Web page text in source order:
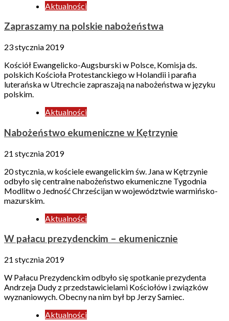
Aktualności
Zapraszamy na polskie nabożeństwa
23 stycznia 2019
Kościół Ewangelicko-Augsburski w Polsce, Komisja ds.
polskich Kościoła Protestanckiego w Holandii i parafia
luterańska w Utrechcie zapraszają na nabożeństwa w języku
polskim.
Aktualności
Nabożeństwo ekumeniczne w Kętrzynie
21 stycznia 2019
20 stycznia, w kościele ewangelickim św. Jana w Kętrzynie
odbyło się centralne nabożeństwo ekumeniczne Tygodnia
Modlitw o Jedność Chrześcijan w województwie warmińsko-
mazurskim.
Aktualności
W pałacu prezydenckim – ekumenicznie
21 stycznia 2019
W Pałacu Prezydenckim odbyło się spotkanie prezydenta
Andrzeja Dudy z przedstawicielami Kościołów i związków
wyznaniowych. Obecny na nim był bp Jerzy Samiec.
Aktualności